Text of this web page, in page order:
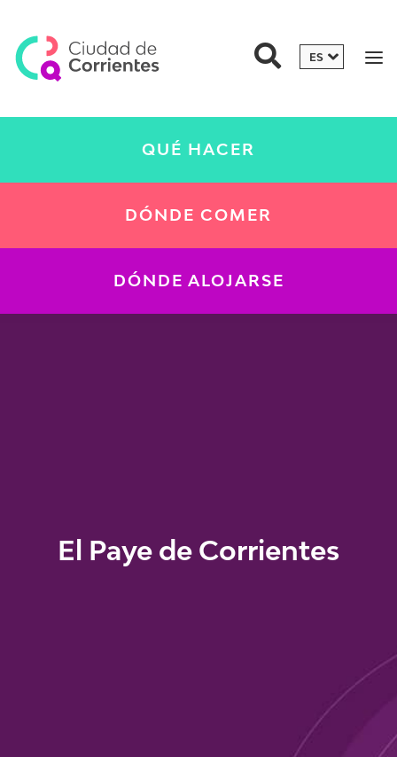
QUÉ HACER
DÓNDE COMER
DÓNDE ALOJARSE
El Paye de Corrientes